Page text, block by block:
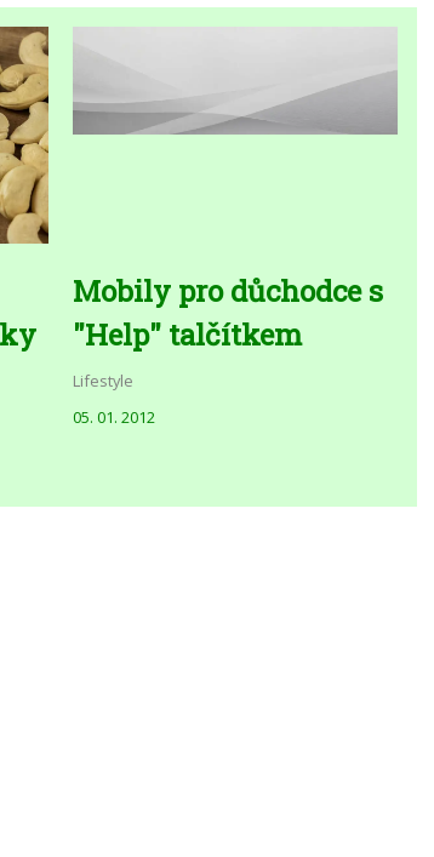
Mobily pro důchodce s
"Help" talčítkem
Lifestyle
05. 01. 2012